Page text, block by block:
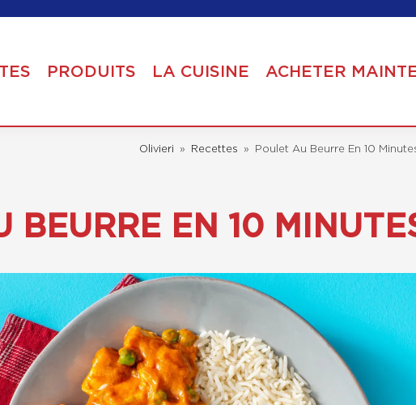
PRODUITS LA CUISINE ACHETER
Olivieri » Recettes » Poulet Au Beurre En 10
BEURRE EN 10